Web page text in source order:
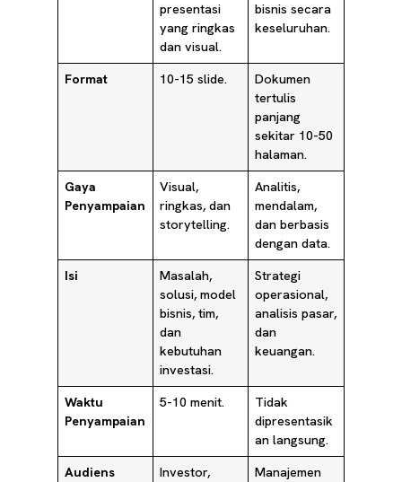
presentasi
yang ringkas
dan visual.
bisnis secara
keseluruhan.
Format 10-15 slide.
Dokumen
tertulis
panjang
sekitar 10-50
halaman.
Gaya
Penyampaian
Visual,
ringkas, dan
storytelling.
Analitis,
mendalam,
dan berbasis
dengan data.
Isi
Masalah,
solusi, model
bisnis, tim,
dan
kebutuhan
investasi.
Strategi
operasional,
analisis pasar,
dan
keuangan.
Waktu
Penyampaian
5-10 menit.
Tidak
dipresentasik
an langsung.
Audiens
Investor,
Manajemen